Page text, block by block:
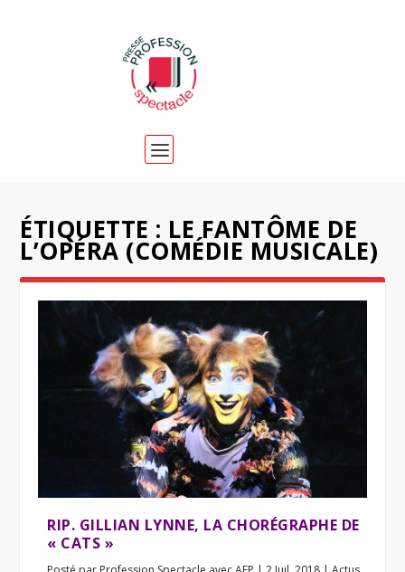
ÉTIQUETTE : LE FANTÔME DE
L’OPÉRA (COMÉDIE MUSICALE)
RIP. GILLIAN LYNNE, LA CHORÉGRAPHE DE
« CATS »